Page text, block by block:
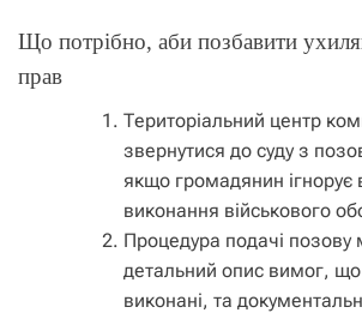
Що потрібно, аби позбавити
прав
Територіальний центр
звернутися до суду з
якщо громадянин
виконання військового
Процедура подачі
детальний опис вимог, що
виконані, та